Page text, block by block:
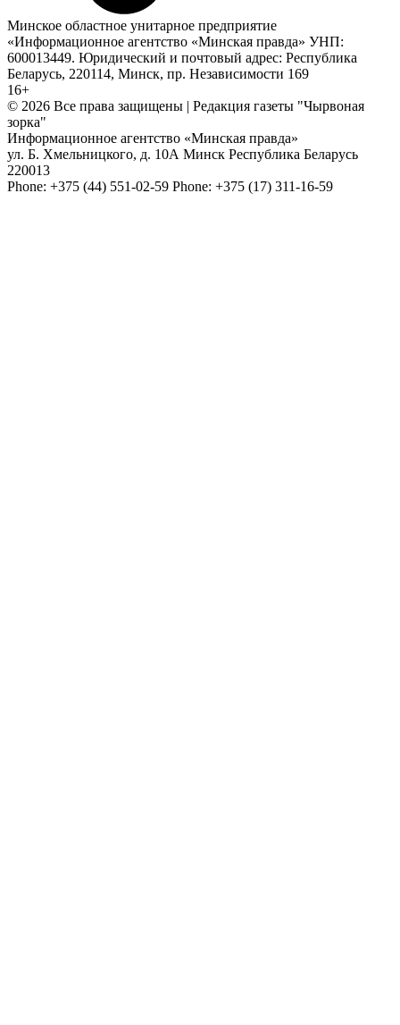
Минское областное унитарное предприятие
«Информационное агентство «Минская правда» УНП:
600013449. Юридический и почтовый адрес: Республика
Беларусь, 220114, Минск, пр. Независимости 169
16+
© 2026 Все права защищены | Редакция газеты "Чырвоная
зорка"
Информационное агентство «Минская правда»
ул. Б. Хмельницкого, д. 10А Минск Республика Беларусь
220013
Phone: +375 (44) 551-02-59 Phone: +375 (17) 311-16-59